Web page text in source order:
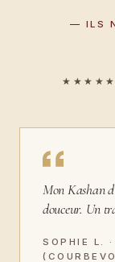
— ILS
★★★★★
Mon Kashan
douceur. Un
SOPHIE L.